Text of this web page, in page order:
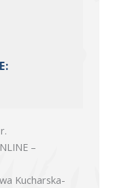
–
Kucharska-